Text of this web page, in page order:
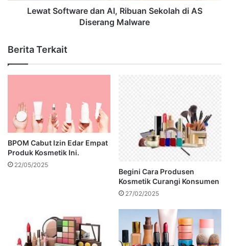
Lewat Software dan AI, Ribuan Sekolah di AS
Diserang Malware
Berita Terkait
BPOM Cabut Izin Edar Empat
Produk Kosmetik Ini.
22/05/2025
Begini Cara Produsen
Kosmetik Curangi Konsumen
27/02/2025